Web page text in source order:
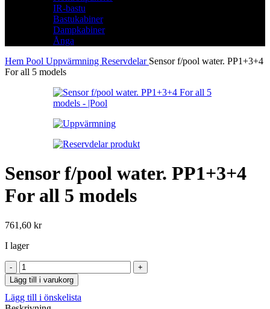
IR-bastu
Bastukabiner
Dampkabiner
Ånga
Hem Pool Uppvärmning Reservdelar Sensor f/pool water. PP1+3+4
For all 5 models
Sensor f/pool water. PP1+3+4
For all 5 models
761,60 kr
I lager
Sensor
f/pool
water.
PP1+3+4
Lägg till i varukorg
Lägg till i önskelista